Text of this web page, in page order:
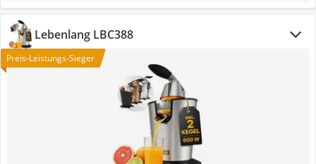
Lebenlang LBC388
Preis-Leistungs-Sieger